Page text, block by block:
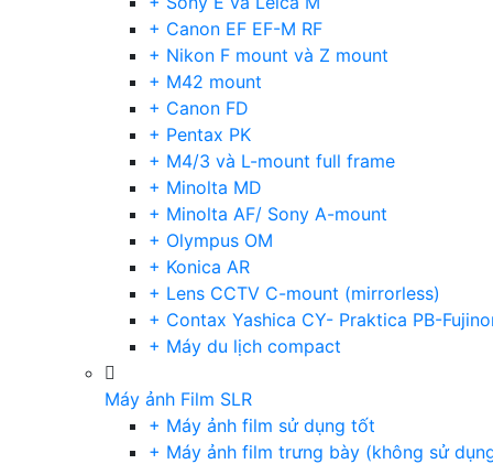
+ Canon EF EF-M RF
+ Nikon F mount và Z mount
+ M42 mount
+ Canon FD
+ Pentax PK
+ M4/3 và L-mount full frame
+ Minolta MD
+ Minolta AF/ Sony A-mount
+ Olympus OM
+ Konica AR
+ Lens CCTV C-mount (mirrorless)
+ Contax Yashica CY- Praktica PB-
+ Máy du lịch compact
Máy ảnh Film SLR
+ Máy ảnh film sử dụng tốt
+ Máy ảnh film trưng bày (không sử